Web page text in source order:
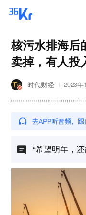
核污水排海后
卖掉，有人投
时代财经 2023年
“希望明年，